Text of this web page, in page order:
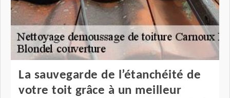
La sauvegarde de l’étanchéité de
votre toit grâce à un meilleur